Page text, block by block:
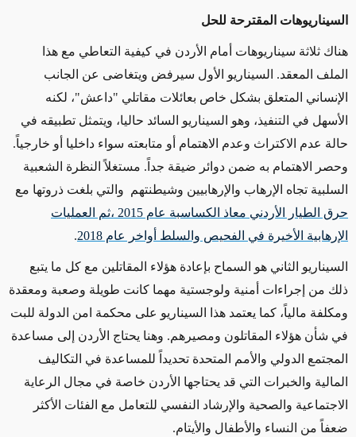
السيناريوهات المقترحة للحل
هناك ثلاثة سيناريوهات أمام الأردن في كيفية التعاطي مع هذا
الملف المعقد. السيناريو الأول سيرفض ويتغاضى عن الجانب
الإنساني المتعلق بشكل خاص بعائلات مقاتلي "داعش"، لكنه
الأسهل في التنفيذ، وهو السيناريو السائد حاليا، ويتمثل تطبيقه في
حالة عدم الاكتراث وعدم الاهتمام أو متابعته سواء داخليا أو خارجياً.
وحصر الاهتمام به ضمن دوائر ضيقة جداً. مستغلاً النظرة الشعبية
السلبية تجاه الإرهاب والإرهابيين وشيطنتهم والتي بلغت ذروتها مع
حرق الطيار الأردني معاذ الكساسبة عام 2015 ،ثم العمليات
الإرهابية الأخيرة في الفحيص والسلط أواخر عام 2018
.
السيناريو الثاني هو السماح بإعادة هؤلاء المقاتلين مع كل ما يتبع
ذلك من إجراءات أمنية ولوجستية مهما كانت طويلة وصعبة ومعقدة
ومكلفة مالياً، كما يعتمد هذا السيناريو على محكمة امن الدولة للبت
في شأن هؤلاء المقاتلون ومصيرهم. وهنا يحتاج الأردن إلى مساعدة
المجتمع الدولي والأمم المتحدة تحديداً للمساعدة في التكاليف
المالية والخبرات التي قد يحتاجها الأردن خاصة في مجال الرعاية
الاجتماعية والصحية والإرشاد النفسي للتعامل مع الفئات الأكثر
ضعفاً من النساء والأطفال والأيتام.